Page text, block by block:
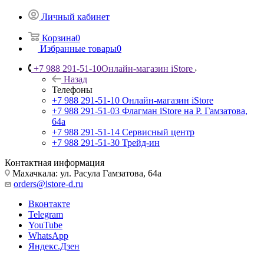
Личный кабинет
Корзина0
Избранные товары0
+7 988 291-51-10Онлайн-магазин iStore
Назад
Телефоны
+7 988 291-51-10 Онлайн-магазин iStore
+7 988 291-51-03 Флагман iStore на Р. Гамзатова,
64а
+7 988 291-51-14 Сервисный центр
+7 988 291-51-30 Трейд-ин
Контактная информация
Махачкала: ул. Расула Гамзатова, 64а
orders@istore-d.ru
Вконтакте
Telegram
YouTube
WhatsApp
Яндекс.Дзен